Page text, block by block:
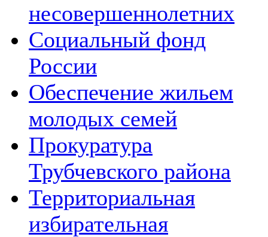
несовершеннолетних
Социальный фонд
России
Обеспечение жильем
молодых семей
Прокуратура
Трубчевского района
Территориальная
избирательная